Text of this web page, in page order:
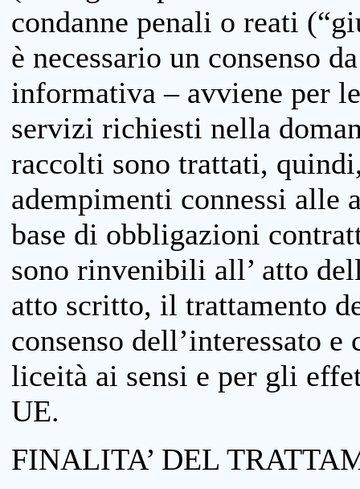
condanne penali o reati
è necessario un consenso
informativa – avviene per
servizi richiesti nella
raccolti sono trattati,
adempimenti connessi
base di obbligazioni
sono rinvenibili all’ atto
atto scritto, il trattamento
consenso dell’interessato
liceità ai sensi e per gli
UE.
FINALITA’ DEL